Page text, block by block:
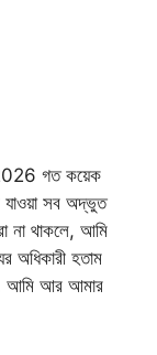
গত কয়েক
যাওয়া সব অদ্ভুত
না থাকলে, আমি
অধিকারী হতাম
আমি আর আমার